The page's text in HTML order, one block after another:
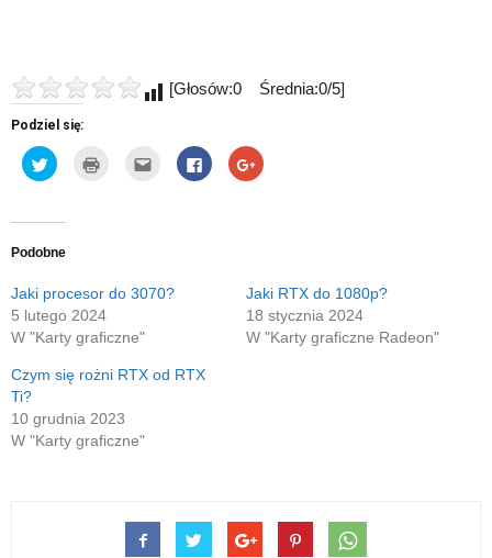
[Głosów:0 Średnia:0/5]
Podziel się:
Udostępnij
na
nowym
Kliknij
wydrukować(Otwiera
Kliknij,
wysłać
w
nowym
Click
to
share
Click
to
Podobne
Jaki procesor do 3070?
5 lutego 2024
W "Karty graficzne"
Jaki RTX do 1080p?
18 stycznia 2024
W "Karty graficzne Radeon"
Czym się rożni RTX od RTX
Ti?
10 grudnia 2023
W "Karty graficzne"